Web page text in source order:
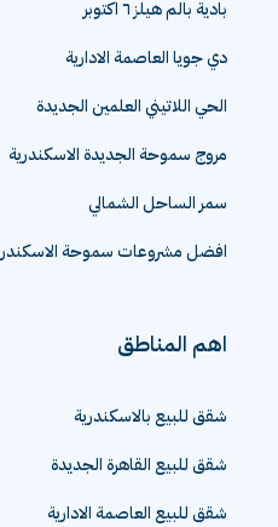
بادية بالم هيلز ٦ اكتوبر
دي جويا العاصمة الادارية
الحي اللاتيني العلمين الجديدة
مروج سموحة الجديدة الاسكندرية
سمر الساحل الشمالي
افضل مشروعات سموحة
اهم المناطق
شقق للبيع بالاسكندرية
شقق للبيع القاهرة الجديدة
شقق للبيع العاصمة الادارية